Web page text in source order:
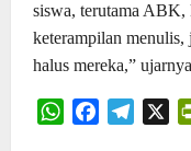
siswa, terutama ABK,
keterampilan
halus mereka,”